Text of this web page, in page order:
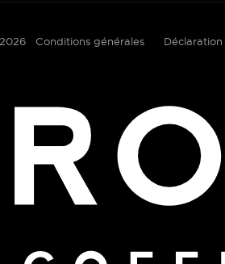
Conditions générales Déclaration